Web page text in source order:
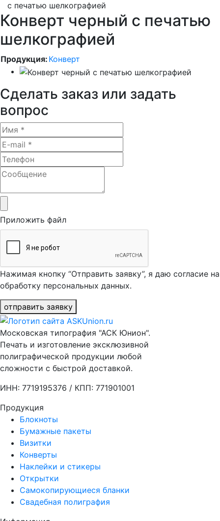
с печатью шелкографией
Конверт черный с печатью
шелкографией
Продукция: Конверт
Сделать заказ или задать
вопрос
Приложить файл
Нажимая кнопку “Отправить заявку”, я даю согласие на
обработку персональных данных.
отправить заявку
Московская типография "АСК Юнион".
Печать и изготовление эксклюзивной
полиграфической продукции любой
сложности с быстрой доставкой.
ИНН: 7719195376 / КПП: 771901001
Продукция
Блокноты
Бумажные пакеты
Визитки
Конверты
Наклейки и стикеры
Открытки
Самокопирующиеся бланки
Свадебная полиграфия